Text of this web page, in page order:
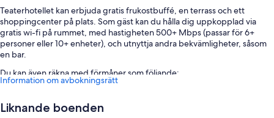
Teaterhotellet kan erbjuda gratis frukostbuffé, en terrass och ett
shoppingcenter på plats. Som gäst kan du hålla dig uppkopplad via
gratis wi-fi på rummet, med hastigheten 500+ Mbps (passar för 6+
personer eller 10+ enheter), och utnyttja andra bekvämligheter, såsom
en bar.
Du kan även räkna med förmåner som följande:
Hyrcyklar, snabb utcheckning och snabb incheckning
Information om avbokningsrätt
Liknande boenden